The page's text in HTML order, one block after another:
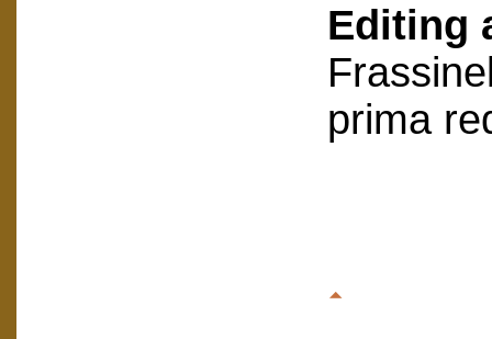
Editing
prima